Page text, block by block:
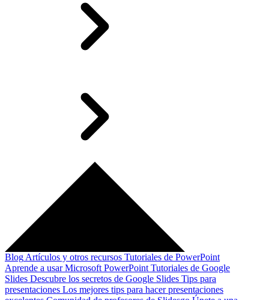
Blog Artículos y otros recursos Tutoriales de PowerPoint
Aprende a usar Microsoft PowerPoint Tutoriales de Google
Slides Descubre los secretos de Google Slides Tips para
presentaciones Los mejores tips para hacer presentaciones